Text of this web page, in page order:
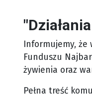
Informujemy,
Funduszu
żywienia oraz
Pełna treść